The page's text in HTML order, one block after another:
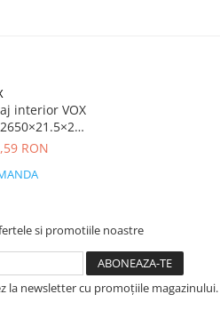
interior VOX
XPS,
RON
si promotiile noastre
la newsletter cu promoțiile